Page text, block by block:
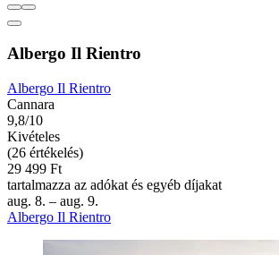
Albergo Il Rientro
Albergo Il Rientro
Cannara
9,8/10
Kivételes
(26 értékelés)
29 499 Ft
tartalmazza az adókat és egyéb díjakat
aug. 8. – aug. 9.
Albergo Il Rientro